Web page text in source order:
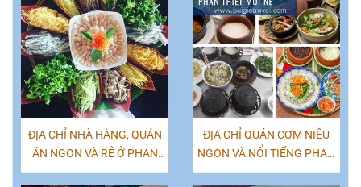
ĐỊA CHỈ NHÀ HÀNG, QUÁN
ĂN NGON VÀ RẺ Ở PHAN
THIẾT - MŨI NÉ
ĐỊA CHỈ QUÁN CƠM NIÊU
NGON VÀ NỔI TIẾNG PHAN
THIẾT MŨI NÉ